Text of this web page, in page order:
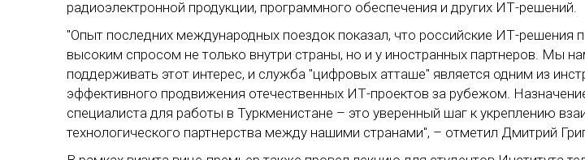
радиоэлектронной продукции, программного обеспечения и других ИТ-решений.
"Опыт последних международных поездок показал, что российские ИТ-решения
высоким спросом не только внутри страны, но и у иностранных партнеров. Мы
поддерживать этот интерес, и служба "цифровых атташе" является одним из
эффективного продвижения отечественных ИТ-проектов за рубежом.
специалиста для работы в Туркменистане – это уверенный шаг к укреплению
технологического партнерства между нашими странами", – отметил Дмитрий